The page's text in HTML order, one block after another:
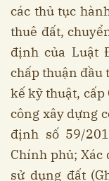
các thủ tục
thuê đất,
định của Luật
chấp thuận đầu
kế kỹ thuật, cấp
công xây dựng
định số 59/
Chính phủ;
sử dụng đất